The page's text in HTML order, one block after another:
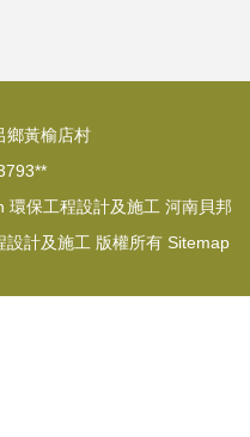
鄉黃榆店村
環保工程設計及施工 河南貝邦
設計及施工 版權所有 Sitemap